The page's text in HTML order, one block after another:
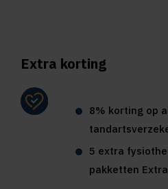
Extra korting
8% korting op
5 extra
pakketten